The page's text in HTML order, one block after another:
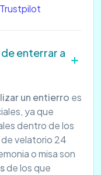
enterrar a
un entierro es
ya que
dentro de los
velatorio 24
o misa son
de los que